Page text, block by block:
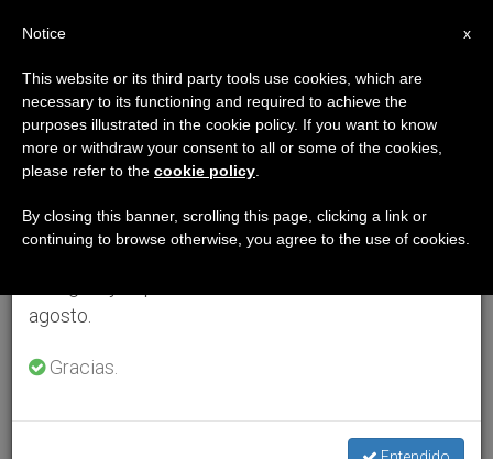
×
Aviso importante
Del 27 de julio al 7 de agosto haremos la pausa
anual, aprovechando que en el periodo de verano
se generan menos informaciones y también el
agosto.
Gracias.
x
Notice
This website or its third party tools use cookies, which are
necessary to its functioning and required to achieve the
purposes illustrated in the cookie policy. If you want to know
more or withdraw your consent to all or some of the cookies,
please refer to the cookie policy
By closing this banner, scrolling this page, clicking a link or
continuing to browse otherwise, you agree to the use of cookies.